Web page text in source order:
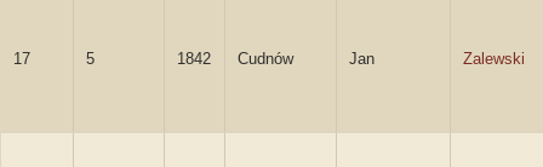
17 5 1842 Cudnów Jan Zalewski